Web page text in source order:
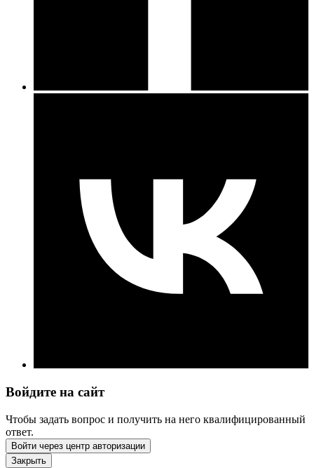
Войдите на сайт
Чтобы задать вопрос и получить на него квалифицированный
ответ.
Войти через центр авторизации
Закрыть